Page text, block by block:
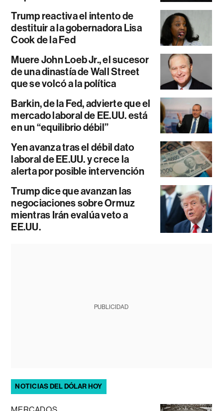
Trump reactiva el intento de
destituir a la gobernadora Lisa
Cook de la Fed
Muere John Loeb Jr., el sucesor
de una dinastía de Wall Street
que se volcó a la política
Barkin, de la Fed, advierte que el
mercado laboral de EE.UU. está
en un “equilibrio débil”
Yen avanza tras el débil dato
laboral de EE.UU. y crece la
alerta por posible intervención
Trump dice que avanzan las
negociaciones sobre Ormuz
mientras Irán evalúa veto a
EE.UU.
PUBLICIDAD
NOTICIAS DEL DÓLAR HOY